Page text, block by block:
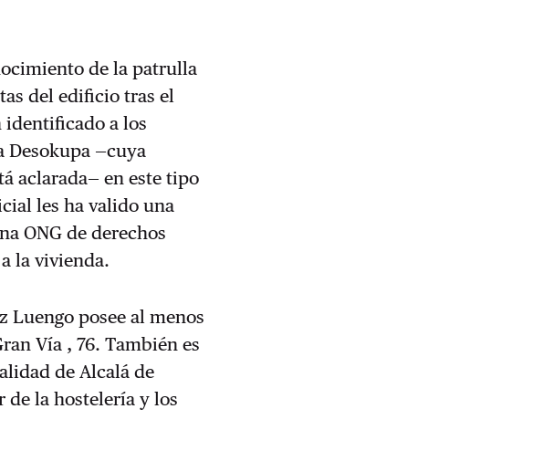
de la patrulla
del edificio tras el
identificado a los
Desokupa —cuya
aclarada— en este tipo
les ha valido una
ONG de derechos
la vivienda.
Luengo posee al menos
Vía , 76. También es
de Alcalá de
de la hostelería y los